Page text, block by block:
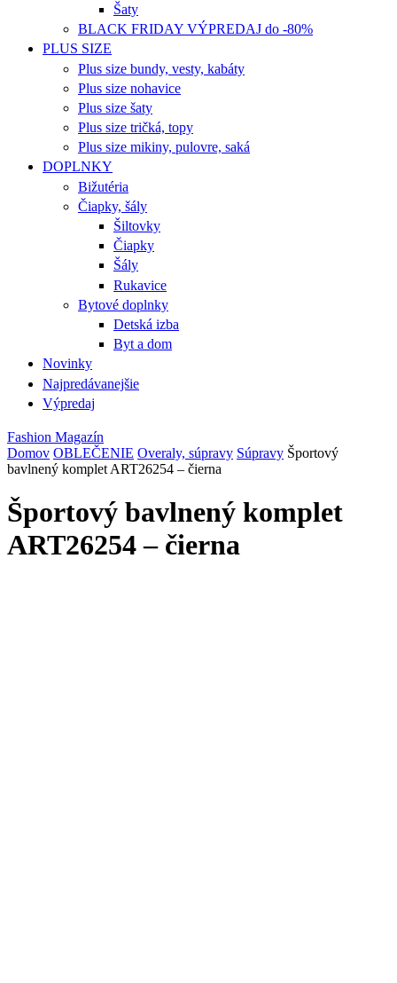
Šaty
BLACK FRIDAY VÝPREDAJ do -80%
PLUS SIZE
Plus size bundy, vesty, kabáty
Plus size nohavice
Plus size šaty
Plus size tričká, topy
Plus size mikiny, pulovre, saká
DOPLNKY
Bižutéria
Čiapky, šály
Šiltovky
Čiapky
Šály
Rukavice
Bytové doplnky
Detská izba
Byt a dom
Novinky
Najpredávanejšie
Výpredaj
Fashion Magazín
Domov OBLEČENIE Overaly, súpravy Súpravy Športový
bavlnený komplet ART26254 – čierna
Športový bavlnený komplet
ART26254 – čierna